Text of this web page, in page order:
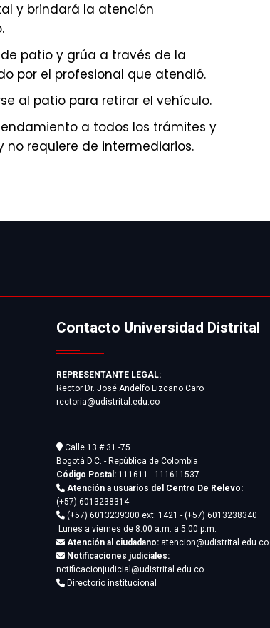
y brindará la atención
de patio y grúa a través de la
por el profesional que atendió.
al patio para retirar el vehículo.
a todos los trámites y
requiere de intermediarios.
Contacto Universidad Distrital
REPRESENTANTE LEGAL:
Rector Dr. José Andelfo Lizcano Caro
rectoria@udistrital.edu.co
Calle 13 # 31 -75
Bogotá D.C. - República de Colombia
Código Postal: 111611 - 111611537
Atención a usuarios del Centro De Relevo:
(+57) 6013238314
(+57) 6013239300ext: 1421 - (+57) 6013238340
Lunes a viernes de 8:00 a.m. a 5:00 p.m.
Atención al ciudadano: atencion@udistrital.edu.co
Notificaciones judiciales:
notificacionjudicial@udistrital.edu.co
Directorio institucional